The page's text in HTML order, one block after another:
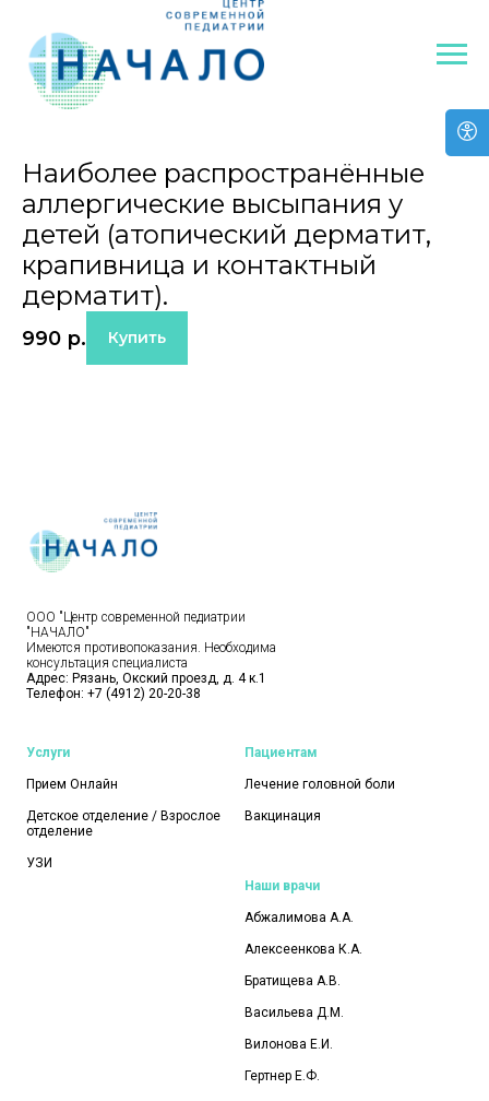
Наиболее распространённые
аллергические высыпания у
детей (атопический дерматит,
крапивница и контактный
дерматит).
990 р. Купить
ООО "Центр современной педиатрии
"НАЧАЛО"
Имеются противопоказания. Необходима
консультация специалиста
Адрес: Рязань, Окский проезд, д. 4 к.1
Телефон: +7 (4912) 20-20-38
Услуги
Прием Онлайн
Детское отделение / Взрослое
отделение
УЗИ
Пациентам
Лечение головной боли
Вакцинация
Наши врачи
Абжалимова А.А.
Алексеенкова К.А.
Братищева А.В.
Васильева Д.М.
Вилонова Е.И.
Гертнер Е.Ф.